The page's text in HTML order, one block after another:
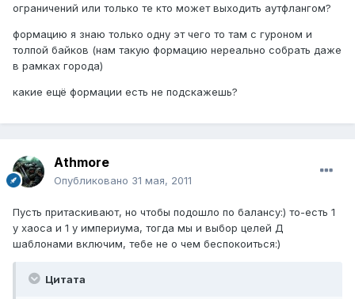
ограничений или только те кто может выходить аутфлангом?
формацию я знаю только одну эт чего то там с гуроном и
толпой байков (нам такую формацию нереально собрать даже
в рамках города)
какие ещё формации есть не подскажешь?
Athmore
Опубликовано 31 мая, 2011
Пусть притаскивают, но чтобы подошло по балансу:) то-есть 1
у хаоса и 1 у империума, тогда мы и выбор целей Д
шаблонами включим, тебе не о чем беспокоиться:)
Цитата